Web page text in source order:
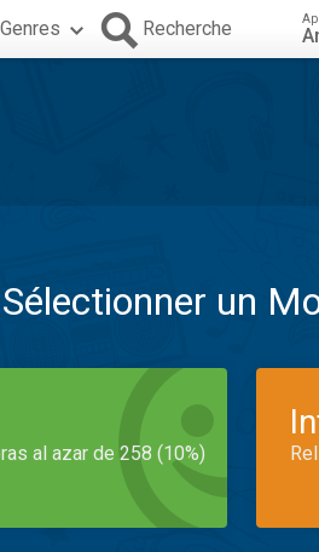
Genres Recherche
Sélectionner un
al azar de 258 (10%)